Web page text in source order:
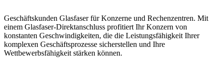
Geschäftskunden Glasfaser für Konzerne und Rechenzentren. Mit
einem Glasfaser-Direktanschluss profitiert Ihr Konzern von
konstanten Geschwindigkeiten, die die Leistungsfähigkeit Ihrer
komplexen Geschäftsprozesse sicherstellen und Ihre
Wettbewerbsfähigkeit stärken können.